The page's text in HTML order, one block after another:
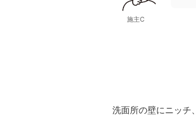
施主C
洗面所の壁にニッチ